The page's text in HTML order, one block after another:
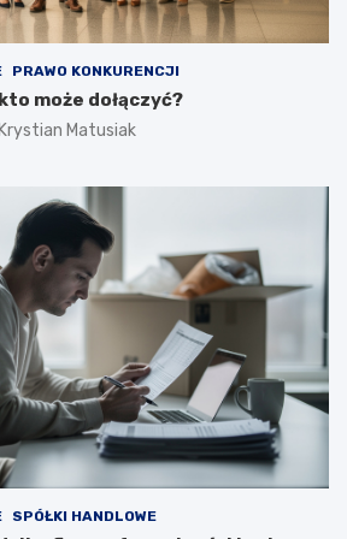
PRAWO KONKURENCJI
może dołączyć?
Krystian Matusiak
SPÓŁKI HANDLOWE